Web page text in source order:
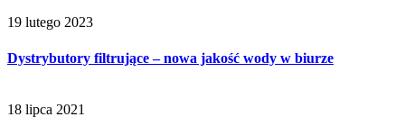
19 lutego 2023
Dystrybutory filtrujące – nowa jakość wody w biurze
18 lipca 2021